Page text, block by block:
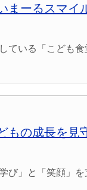
まーるスマ
ている「こども
もの成長を
び」と「笑顔」